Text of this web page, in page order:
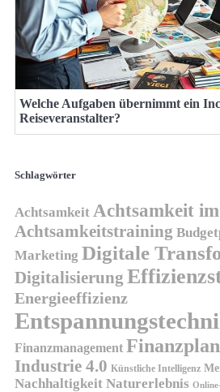
Welche Aufgaben übernimmt ein
Reiseveranstalter?
Schlagwörter
Achtsamkeit Achtsamkeit
Achtsamkeitstraining
Marketing Digitale
Digitalisierung
Energieeffizienz
Finanzmanagement
Industrie 4.0 Künstliche Intelligenz
Nachhaltigkeit Naturerlebnis